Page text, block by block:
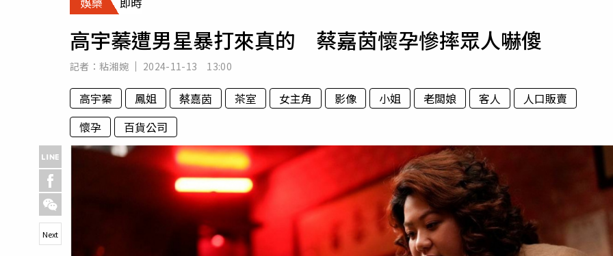
專欄
房產新勢力
運勢
梅酒
高宇蓁遭男星暴打來真的 蔡嘉茵懷孕慘摔眾人嚇傻
記者： 粘湘婉 2024-11-13 13:00
高宇蓁 鳳姐 蔡嘉茵 茶室 女主角 影像 小姐 老闆娘 客人
人口販賣
懷孕
百貨公司
Next